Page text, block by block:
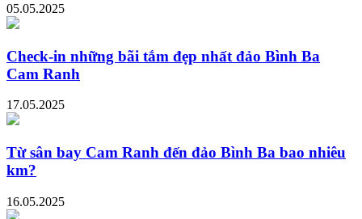
05.05.2025
Check-in những bãi tắm đẹp nhất đảo Bình Ba
Cam Ranh
17.05.2025
Từ sân bay Cam Ranh đến đảo Bình Ba bao nhiêu
km?
16.05.2025